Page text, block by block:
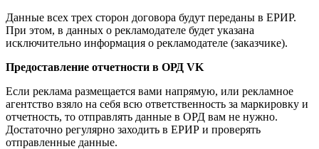
Данные всех трех сторон договора будут переданы в ЕРИР.
При этом, в данных о рекламодателе будет указана
исключительно информация о рекламодателе (заказчике).
Предоставление отчетности в ОРД VK
Если реклама размещается вами напрямую, или рекламное
агентство взяло на себя всю ответственность за маркировку и
отчетность, то отправлять данные в ОРД вам не нужно.
Достаточно регулярно заходить в ЕРИР и проверять
отправленные данные.